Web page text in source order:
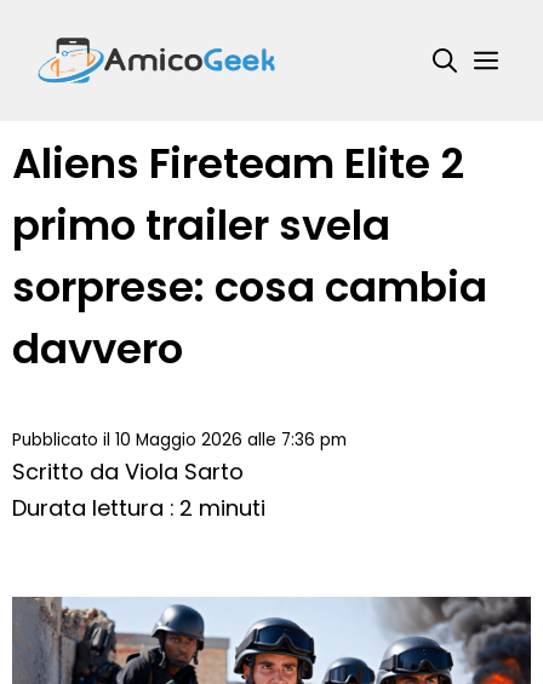
contenuto
Aliens Fireteam Elite 2
primo trailer svela
sorprese: cosa cambia
davvero
Pubblicato il 10 Maggio 2026 alle 7:36 pm
Scritto da Viola Sarto
Durata lettura : 2 minuti